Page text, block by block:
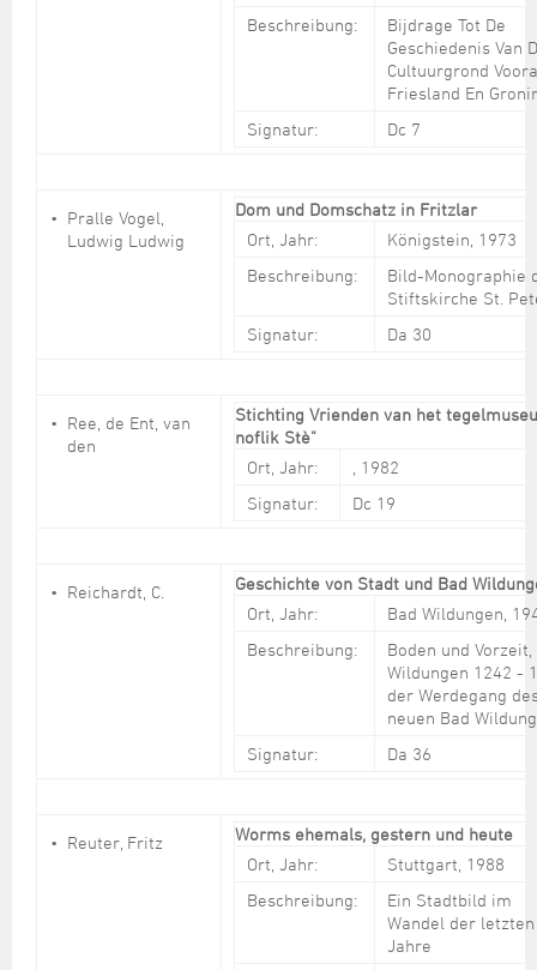
Beschreibung:
Bijdrage Tot De
Geschiedenis Van
Cultuurgrond
Friesland En
Signatur:
Dc 7
Pralle Vogel,
Ludwig Ludwig
Dom und Domschatz in Fritzlar
Ort, Jahr:
Königstein, 1973
Beschreibung:
Bild-Monographie
Stiftskirche St.
Signatur:
Da 30
Ree, de Ent, van
den
Stichting Vrienden van het
noflik Stè"
Ort, Jahr:
, 1982
Signatur:
Dc 19
Reichardt, C.
Geschichte von Stadt und Bad
Ort, Jahr:
Bad Wildungen,
Beschreibung:
Boden und Vorzeit,
Wildungen 1242 -
der Werdegang
neuen Bad
Signatur:
Da 36
Reuter, Fritz
Worms ehemals, gestern und heute
Ort, Jahr:
Stuttgart, 1988
Beschreibung:
Ein Stadtbild im
Wandel der
Jahre